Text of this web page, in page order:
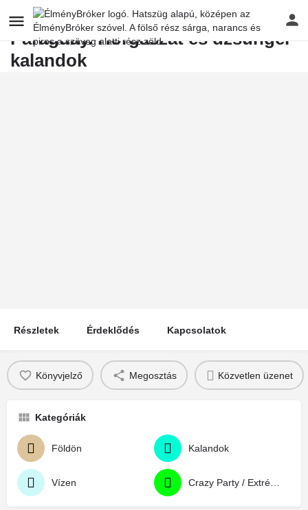
Paraguay. Horgászat és dzsungel
kalandok
Részletek Érdeklődés Kapcsolatok
Könyvjelző Megosztás Közvetlen üzenet
Kategóriák
Földön Kalandok
Vízen